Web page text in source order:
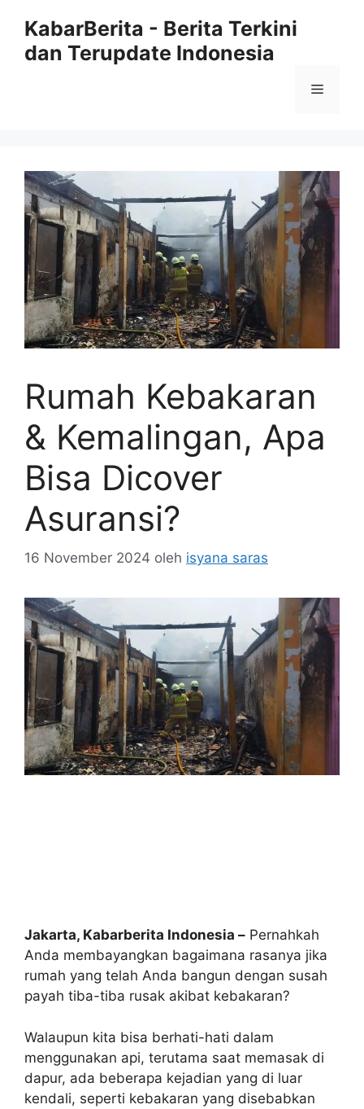
KabarBerita - Berita Terkini
dan Terupdate Indonesia
Menu
Rumah Kebakaran
& Kemalingan, Apa
Bisa Dicover
Asuransi?
16 November 2024 oleh isyana saras
Jakarta, Kabarberita Indonesia – Pernahkah
Anda membayangkan bagaimana rasanya jika
rumah yang telah Anda bangun dengan susah
payah tiba-tiba rusak akibat kebakaran?
Walaupun kita bisa berhati-hati dalam
menggunakan api, terutama saat memasak di
dapur, ada beberapa kejadian yang di luar
kendali, seperti kebakaran yang disebabkan